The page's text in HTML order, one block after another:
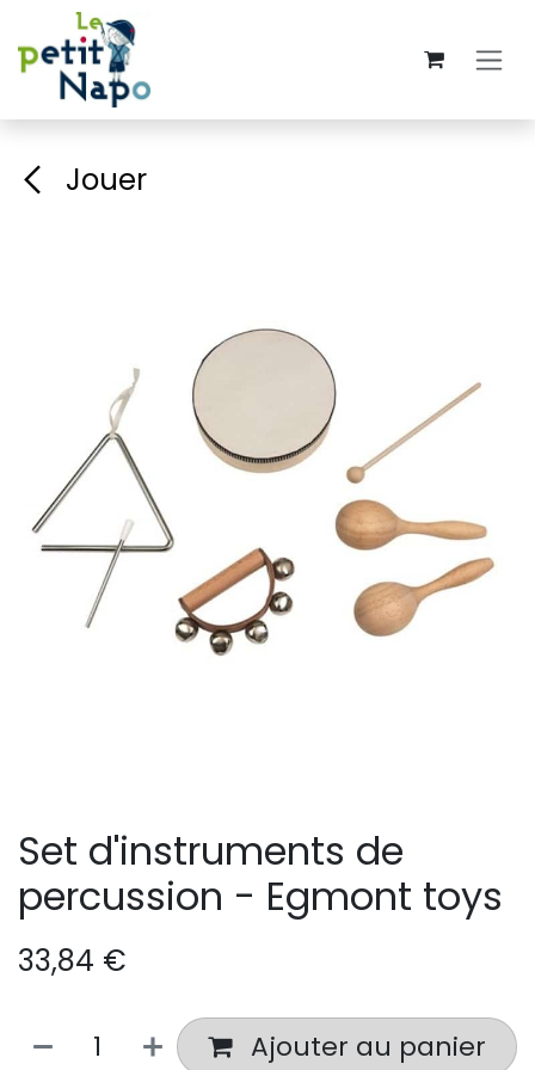
Se rendre au contenu
Jouer
Set d'instruments de
percussion - Egmont toys
33,84 €
Ajouter au panier